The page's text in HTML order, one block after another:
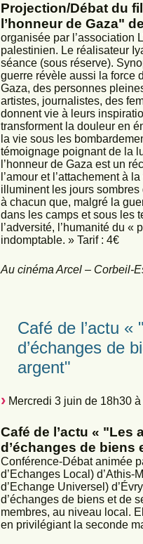
Projection/Débat du
l’honneur de Gaza"
organisée par l’association
palestinien. Le réalisateur
séance (sous réserve).
guerre révèle aussi la force
Gaza, des personnes
artistes, journalistes, des
donnent vie à leurs
transforment la douleur en
la vie sous les
témoignage poignant de la
l’honneur de Gaza est un
l’amour et l’attachement à
illuminent les jours
à chacun que, malgré la
dans les camps et sous les
l’adversité, l’humanité du
indomptable. » Tarif : 4€
Au cinéma Arcel – Corbeil-
Café de l’actu
d’échanges de
argent"
Mercredi 3 juin de 18h30
Café de l’actu « "Les
d’échanges de biens
Conférence-Débat animée
d’Echanges Local) d’Athis-
d’Echange Universel)
d’échanges de biens et de
membres, au niveau local.
en privilégiant la seconde